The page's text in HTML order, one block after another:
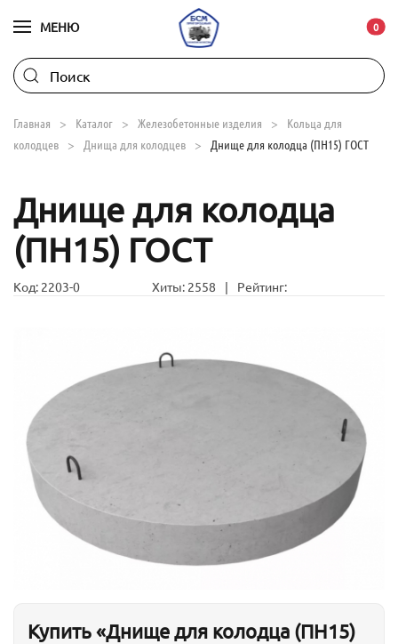
МЕНЮ 0В
Главная Каталог Железобетонные изделия
Кольца для
колодцев
Днища для колодцев Днище для колодца (ПН15) ГОСТ
Днище для колодца
(ПН15) ГОСТ
Код: 2203-0 Хиты: 2558 | Рейтинг:
Купить «Днище для колодца (ПН15)